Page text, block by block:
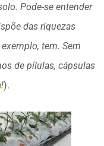
Pode-se entender
das riquezas
tem. Sem
de pílulas, cápsulas
!).